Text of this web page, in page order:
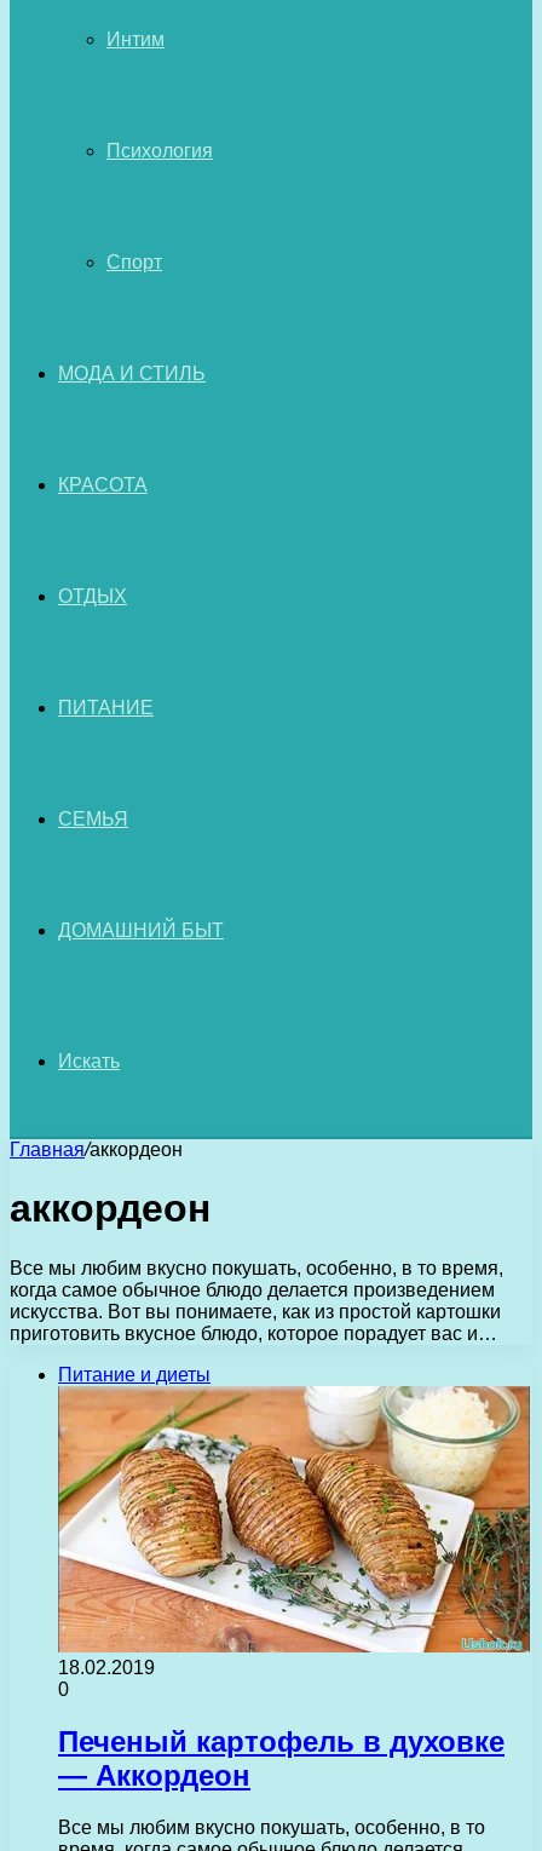
Интим
Психология
Спорт
МОДА И СТИЛЬ
КРАСОТА
ОТДЫХ
ПИТАНИЕ
СЕМЬЯ
ДОМАШНИЙ БЫТ
Искать
Главная/аккордеон
аккордеон
Все мы любим вкусно покушать, особенно, в то время,
когда самое обычное блюдо делается произведением
искусства. Вот вы понимаете, как из простой картошки
приготовить вкусное блюдо, которое порадует вас и…
Питание и диеты
18.02.2019
0
Печеный картофель в духовке
— Аккордеон
Все мы любим вкусно покушать, особенно, в то